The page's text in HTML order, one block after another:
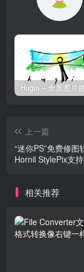
上一篇
“迷你PS”免费修图
Hornil StylePix支
相关推荐